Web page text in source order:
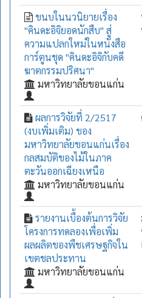
ขนบในนวนิยายเรื่อง
"คินดะอิจิยอดนักสืบ" สู่
ความแปลกใหม่ในหนังสือ
การ์ตูนชุด "คินดะอิจิกับคดี
ฆาตกรรมปริศนา"
มหาวิทยาลัยขอนแก่น
ผลการวิจัยที่ 2/2517
(งบเพิ่มเติม) ของ
มหาวิทยาลัยขอนแก่นเรื่อง
กลสมบัติของไม้ในภาค
ตะวันออกเฉียงเหนือ
มหาวิทยาลัยขอนแก่น
รายงานเบื้องต้นการวิจัย
โครงการทดลองเพื่อเพิ่ม
ผลผลิตของพืชเศรษฐกิจใน
เขตชลประทาน
มหาวิทยาลัยขอนแก่น